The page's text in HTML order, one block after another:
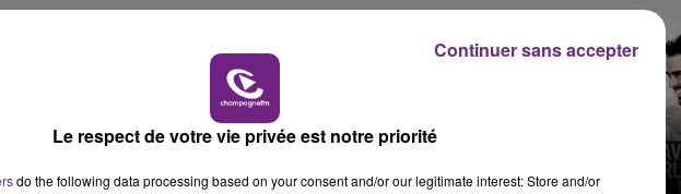
14h00 - 15h00
LA RADIO POP LE
6h11
6h11
Le respect de votre vie privée est notre priorité
do the following data processing based on your consent and/or our legitimate interest: Store and/or
Continuer sans accepter